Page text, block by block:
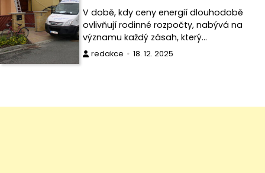
V době, kdy ceny energií dlouhodobě
ovlivňují rodinné rozpočty, nabývá na
významu každý zásah, který…
redakce 18. 12. 2025